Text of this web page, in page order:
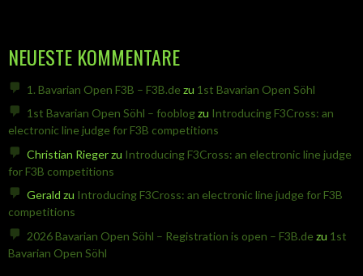
NEUESTE KOMMENTARE
1. Bavarian Open F3B – F3B.de zu 1st Bavarian Open Söhl
1st Bavarian Open Söhl – fooblogzu Introducing F3Cross: an
electronic line judge for F3B competitions
Christian Riegerzu Introducing F3Cross: an electronic line judge
for F3B competitions
Gerald zu Introducing F3Cross: an electronic line judge for F3B
competitions
2026 Bavarian Open Söhl – Registration is open – F3B.de zu 1st
Bavarian Open Söhl